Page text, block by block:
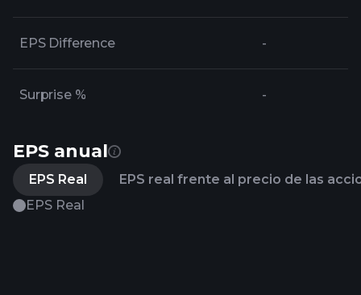
EPS Difference -
Surprise % -
EPS anual
EPS Real
EPS real frente al precio de las
EPS Real